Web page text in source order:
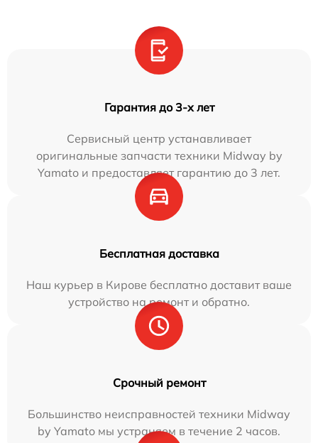
Гарантия до 3-х лет
Сервисный центр устанавливает
оригинальные запчасти техники Midway by
Yamato и предоставляет гарантию до 3 лет.
Бесплатная доставка
Наш курьер в Кирове бесплатно доставит ваше
устройство на ремонт и обратно.
Срочный ремонт
Большинство неисправностей техники Midway
by Yamato мы устраняем в течение 2 часов.